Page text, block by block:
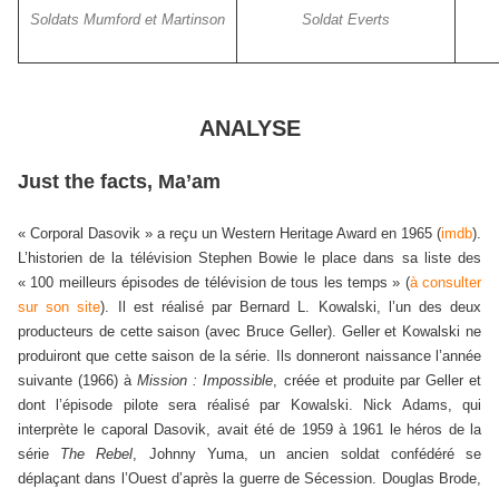
Soldats Mumford et Martinson Soldat Everts
ANALYSE
Just the facts, Ma’am
« Corporal Dasovik » a reçu un Western Heritage Award en 1965 (imdb).
L’historien de la télévision Stephen Bowie le place dans sa liste des
« 100 meilleurs épisodes de télévision de tous les temps » (à consulter
sur son site). Il est réalisé par Bernard L. Kowalski, l’un des deux
producteurs de cette saison (avec Bruce Geller). Geller et Kowalski ne
produiront que cette saison de la série. Ils donneront naissance l’année
suivante (1966) àMission : Impossible, créée et produite par Geller et
dont l’épisode pilote sera réalisé par Kowalski. Nick Adams, qui
interprète le caporal Dasovik, avait été de 1959 à 1961 le héros de la
série The Rebel, Johnny Yuma, un ancien soldat confédéré se
déplaçant dans l’Ouest d’après la guerre de Sécession. Douglas Brode,